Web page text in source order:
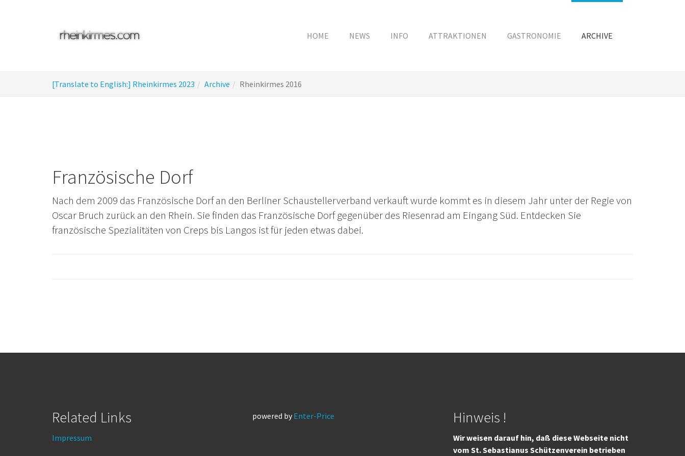
HOME NEWS INFO ATTRAKTIONEN GASTRONOMIE ARCHIVE
are
[Translate to English:] Rheinkirmes 2023 Archive Rheinkirmes 2016
Französische Dorf
Nach dem 2009 das Französische Dorf an den Berliner Schaustellerverband verkauft wurde kommt es in diesem Jahr unter der Regie von
Oscar Bruch zurück an den Rhein. Sie finden das Französische Dorf gegenüber des Riesenrad am Eingang Süd. Entdecken Sie
französische Spezialitäten von Creps bis Langos ist für jeden etwas dabei.
Related Links
Impressum
powered by Enter-Price Hinweis !
Wir weisen darauf hin, daß diese Webseite nicht
vom St. Sebastianus Schützenverein betrieben